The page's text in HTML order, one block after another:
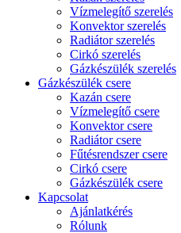
Vízmelegítő szerelés
Konvektor szerelés
Radiátor szerelés
Cirkó szerelés
Gázkészülék szerelés
Gázkészülék csere
Kazán csere
Vízmelegítő csere
Konvektor csere
Radiátor csere
Fűtésrendszer csere
Cirkó csere
Gázkészülék csere
Kapcsolat
Ajánlatkérés
Rólunk